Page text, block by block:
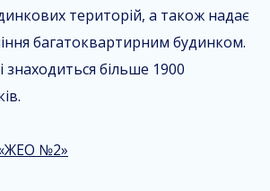
територій, а також надає
багатоквартирним будинком.
знаходиться більше 1900
№2»